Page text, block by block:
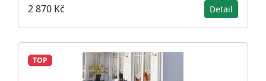
2 870 Kč Detail
TOP